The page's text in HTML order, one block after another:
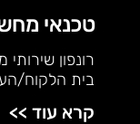
טכנאי
רונפון
בית הלקוח/
קרא עוד >>